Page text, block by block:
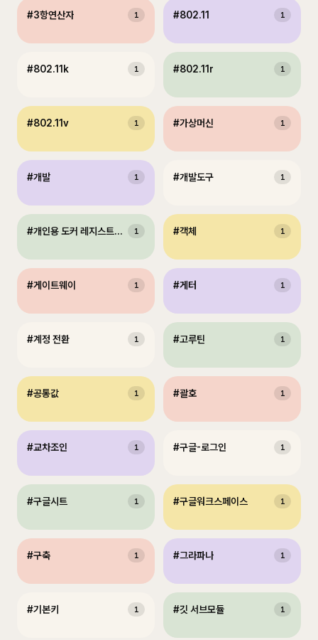
#3항연산자 1 #802.11 1
#802.11k 1 #802.11r 1
#802.11v 1 #가상머신 1
#개발 1 #개발도구 1
#개인용 도커 레지스트리 구축 1 #객체 1
#게이트웨이 1 #게터 1
#계정 전환 1 #고루틴 1
#공통값 1 #괄호 1
#교차조인 1 #구글-로그인 1
#구글시트 1 #구글워크스페이스 1
#구축 1 #그라파나 1
#기본키 1 #깃 서브모듈 1